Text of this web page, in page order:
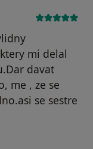
mi delal
davat
me , ze se
se sestre
byl odstraněn